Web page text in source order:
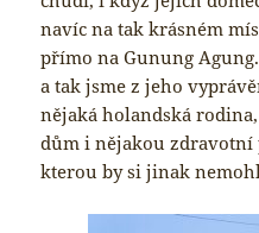
navíc na tak krásném
přímo na Gunung
a tak jsme z jeho
nějaká holandská
dům i nějakou
kterou by si jinak